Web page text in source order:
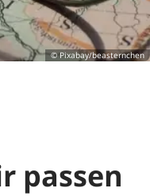
Uhr
außerhalb der
© Pixabay/beasternchen
passen